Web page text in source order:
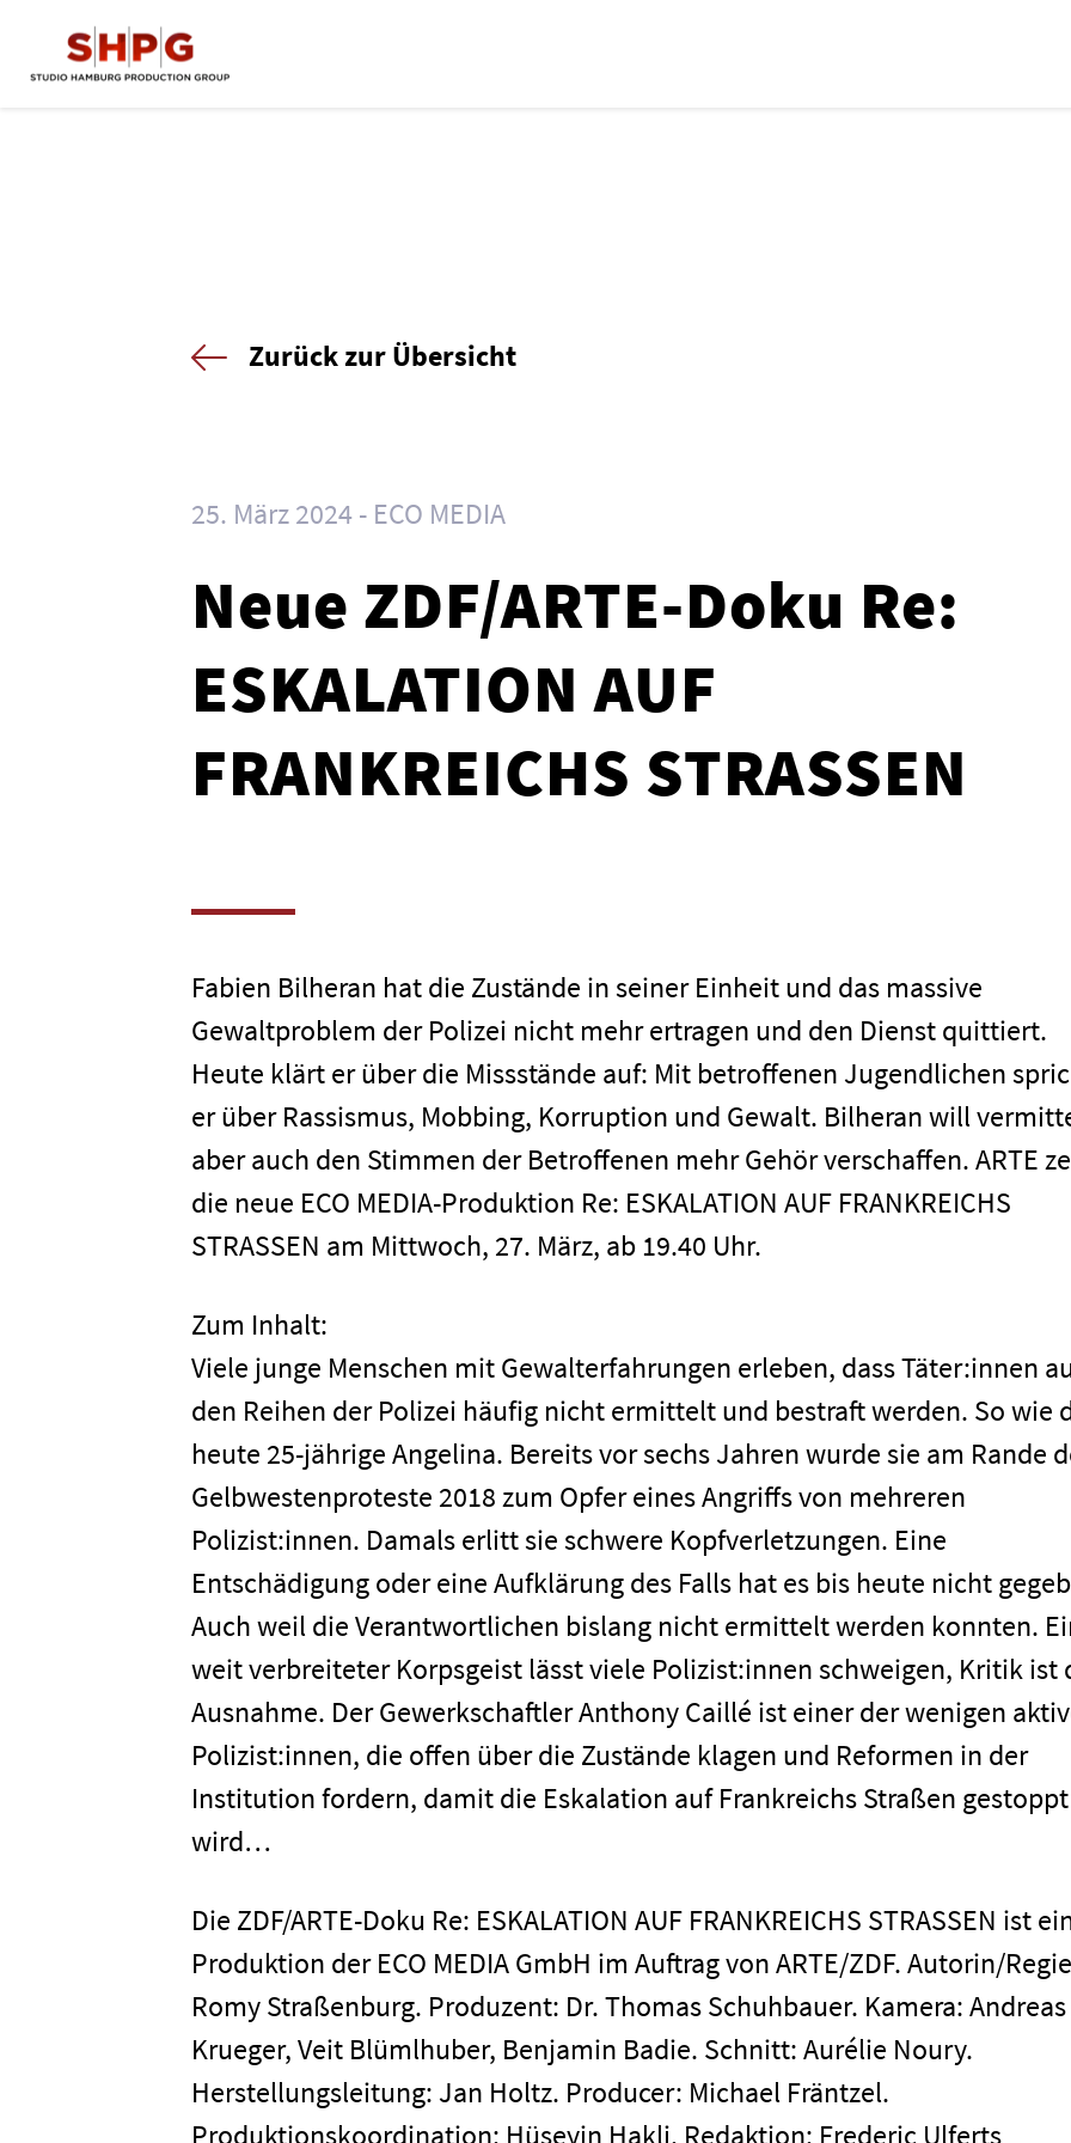
Zurück zur Übersicht
25. März 2024 ECO MEDIA
Neue ZDF/ARTE-Doku Re:
ESKALATION AUF
FRANKREICHS STRASSEN
Fabien Bilheran hat die Zustände in seiner Einheit und das massive
Gewaltproblem der Polizei nicht mehr ertragen und den Dienst quittiert.
Heute klärt er über die Missstände auf: Mit betroffenen Jugendlichen
er über Rassismus, Mobbing, Korruption und Gewalt. Bilheran will
aber auch den Stimmen der Betroffenen mehr Gehör verschaffen. ARTE
die neue ECO MEDIA-Produktion Re: ESKALATION AUF FRANKREICHS
STRASSEN am Mittwoch, 27. März, ab 19.40 Uhr.
Zum Inhalt:
Viele junge Menschen mit Gewalterfahrungen erleben, dass Täter:innen
den Reihen der Polizei häufig nicht ermittelt und bestraft werden. So wie
heute 25-jährige Angelina. Bereits vor sechs Jahren wurde sie am Rande
Gelbwestenproteste 2018 zum Opfer eines Angriffs von mehreren
Polizist:innen. Damals erlitt sie schwere Kopfverletzungen. Eine
Entschädigung oder eine Aufklärung des Falls hat es bis heute nicht
Auch weil die Verantwortlichen bislang nicht ermittelt werden konnten.
weit verbreiteter Korpsgeist lässt viele Polizist:innen schweigen, Kritik ist
Ausnahme. Der Gewerkschaftler Anthony Caillé ist einer der wenigen
Polizist:innen, die offen über die Zustände klagen und Reformen in der
Institution fordern, damit die Eskalation auf Frankreichs Straßen gestoppt
wird…
Die ZDF/ARTE-Doku Re: ESKALATION AUF FRANKREICHS STRASSEN ist
Produktion der ECO MEDIA GmbH im Auftrag von ARTE/ZDF. Autorin/
Romy Straßenburg. Produzent: Dr. Thomas Schuhbauer. Kamera: Andreas
Krueger, Veit Blümlhuber, Benjamin Badie. Schnitt: Aurélie Noury.
Herstellungsleitung: Jan Holtz. Producer: Michael Fräntzel.
Produktionskoordination: Hüseyin Hakli. Redaktion: Frederic Ulferts
Home
Presse
Karriere
Kontakt